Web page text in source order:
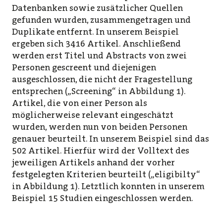
Datenbanken sowie zusätzlicher Quellen
gefunden wurden, zusammengetragen und
Duplikate entfernt. In unserem Beispiel
ergeben sich 3416 Artikel. Anschließend
werden erst Titel und Abstracts von zwei
Personen gescreent und diejenigen
ausgeschlossen, die nicht der Fragestellung
entsprechen („Screening“ in Abbildung 1).
Artikel, die von einer Person als
möglicherweise relevant eingeschätzt
wurden, werden nun von beiden Personen
genauer beurteilt. In unserem Beispiel sind das
502 Artikel. Hierfür wird der Volltext des
jeweiligen Artikels anhand der vorher
festgelegten Kriterien beurteilt („eligibilty“
in Abbildung 1). Letztlich konnten in unserem
Beispiel 15 Studien eingeschlossen werden.